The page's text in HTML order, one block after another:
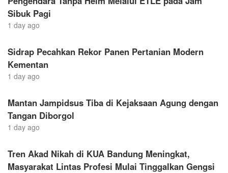
Sibuk Pagi
1 day ago
Sidrap Pecahkan Rekor Panen Pertanian Modern
Kementan
1 day ago
Mantan Jampidsus Tiba di Kejaksaan Agung dengan
Tangan Diborgol
1 day ago
Tren Akad Nikah di KUA Bandung Meningkat,
Masyarakat Lintas Profesi Mulai Tinggalkan Gengsi